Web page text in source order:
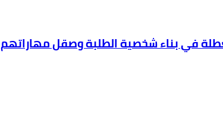
في بناء شخصية الطلبة وصقل مهاراتهم